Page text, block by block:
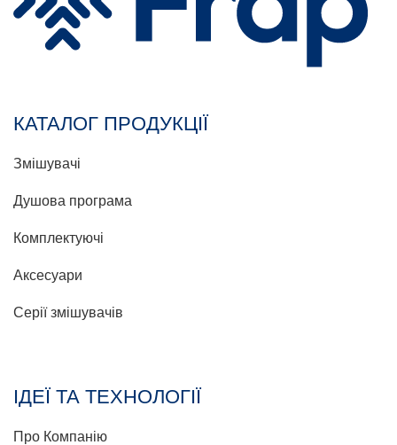
КАТАЛОГ ПРОДУКЦІЇ
Змішувачі
Душова програма
Комплектуючі
Аксесуари
Серії змішувачів
ІДЕЇ ТА ТЕХНОЛОГІЇ
Про Компанію